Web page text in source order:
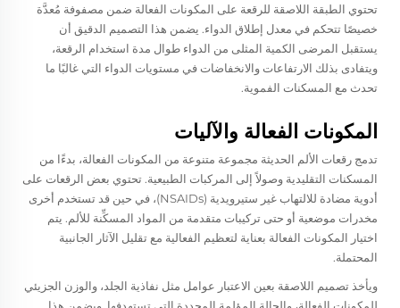
تحتوي الطبقة اللاصقة للرقعة على المكونات الفعالة ضمن مصفوفة مُعدَّة
خصيصًا تتحكم في معدل إطلاق الدواء. يضمن هذا التصميم الدقيق أن
يستقبل المرضى الكمية المثلى من الدواء طوال مدة استخدام الرقعة،
ويتفادى بذلك الارتفاعات والانخفاضات في مستويات الدواء التي غالبًا ما
تحدث مع المسكنات الفموية.
المكونات الفعالة والآليات
تدمج رقعات الألم الحديثة مجموعة متنوعة من المكونات الفعالة، بدءًا من
المسكنات التقليدية وصولاً إلى المركبات الطبيعية. تحتوي بعض الرقعات على
أدوية مضادة للالتهاب غير ستيرويدية (NSAIDs)، في حين قد تستخدم أخرى
مخدرات موضعية أو حتى تركيبات متقدمة من المواد المسكِّنة للألم. يتم
اختيار المكونات الفعالة بعناية لتعظيم الفعالية مع تقليل الآثار الجانبية
المحتملة.
ويأخذ تصميم اللاصقة بعين الاعتبار عوامل مثل نفاذية الجلد، والوزن الجزيئي